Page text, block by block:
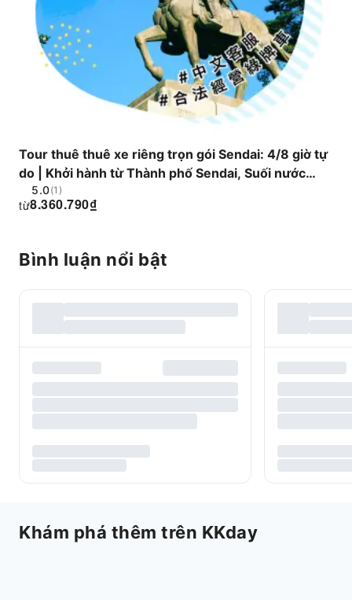
Tour thuê thuê xe riêng trọn gói Sendai: 4/8 giờ tự
do | Khởi hành từ Thành phố Sendai, Suối nước
nóng Akiu và Suối nước nóng Sakunami | Các điểm
đến nổi tiếng: Matsushima, Làng cáo Zao, Hẻm núi
Dịch vụ khách hàng nói tiếng Trung
5.0(1)
₫
8.360.790
từ
Bình luận nổi bật
Khám phá thêm trên KKday